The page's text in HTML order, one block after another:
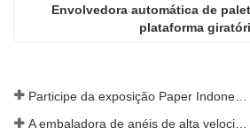
Envolvedora automática de
plataforma